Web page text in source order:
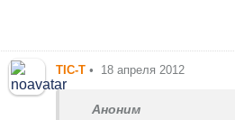
TIC-T • 18 апреля 2012
Аноним